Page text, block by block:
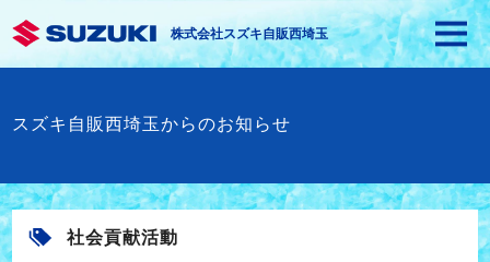
株式会社スズキ自販西埼玉
スズキ自販西埼玉からのお知らせ
社会貢献活動